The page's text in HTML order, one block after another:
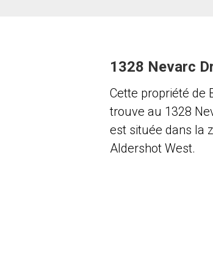
1328 Nevarc
Cette propriété de
trouve au 1328
est située dans la
Aldershot West.